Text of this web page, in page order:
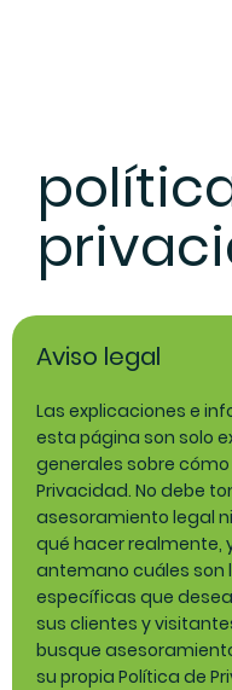
Aviso legal
Las explicaciones e
esta página son solo
generales sobre
Privacidad. No debe
asesoramiento legal
qué hacer realmente,
antemano cuáles son
específicas que
sus clientes y
busque
su propia Política de